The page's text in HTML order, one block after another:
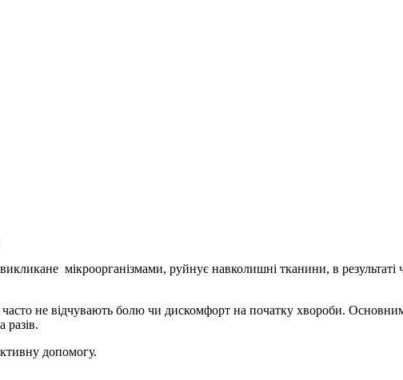
мікроорганізмами, руйнує навколишні тканини, в результаті
не відчувають болю чи дискомфорт на початку хвороби.
разів.
допомогу.